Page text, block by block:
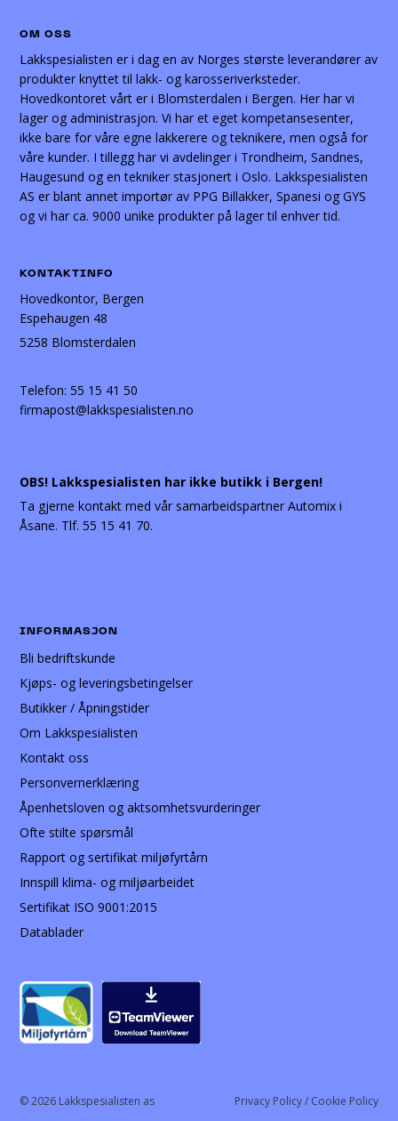
OM OSS
Lakkspesialisten er i dag en av Norges største leverandører av
produkter knyttet til lakk- og karosseriverksteder.
Hovedkontoret vårt er i Blomsterdalen i Bergen. Her har vi
lager og administrasjon. Vi har et eget kompetansesenter,
ikke bare for våre egne lakkerere og teknikere, men også for
våre kunder. I tillegg har vi avdelinger i Trondheim, Sandnes,
Haugesund og en tekniker stasjonert i Oslo. Lakkspesialisten
AS er blant annet importør av PPG Billakker, Spanesi og GYS
og vi har ca. 9000 unike produkter på lager til enhver tid.
KONTAKTINFO
Hovedkontor, Bergen
Espehaugen 48
5258 Blomsterdalen
Telefon:55 15 41 50
firmapost@lakkspesialisten.no
OBS! Lakkspesialisten har ikke butikk i Bergen!
Ta gjerne kontakt med vår samarbeidspartner Automix i
Åsane. Tlf. 55 15 41 70.
INFORMASJON
Bli bedriftskunde
Kjøps- og leveringsbetingelser
Butikker / Åpningstider
Om Lakkspesialisten
Kontakt oss
Personvernerklæring
Åpenhetsloven og aktsomhetsvurderinger
Ofte stilte spørsmål
Rapport og sertifikat miljøfyrtårn
Innspill klima- og miljøarbeidet
Sertifikat ISO 9001:2015
Datablader
© 2026 Lakkspesialisten as Privacy Policy / Cookie Policy